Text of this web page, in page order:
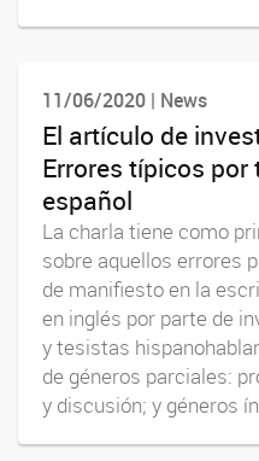
11/06/2020 | News
El artículo de
Errores típicos
español
La charla tiene como
sobre aquellos errores
de manifiesto en la
en inglés por parte de
y tesistas
de géneros parciales:
y discusión; y géneros